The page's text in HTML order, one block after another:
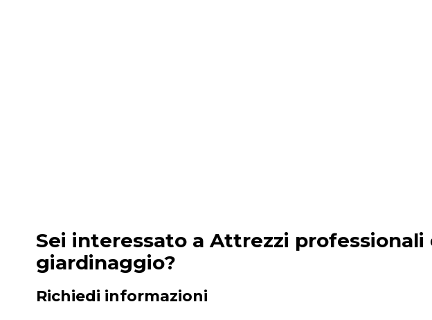
Sei interessato a Attrezzi professionali
giardinaggio?
Richiedi informazioni